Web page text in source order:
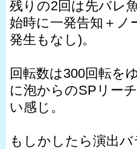
残りの2回は先バレ
始時に一発告知＋ノ
発生もなし)。
回転数は300回転を
に泡からのSPリー
い感じ。
もしかしたら演出